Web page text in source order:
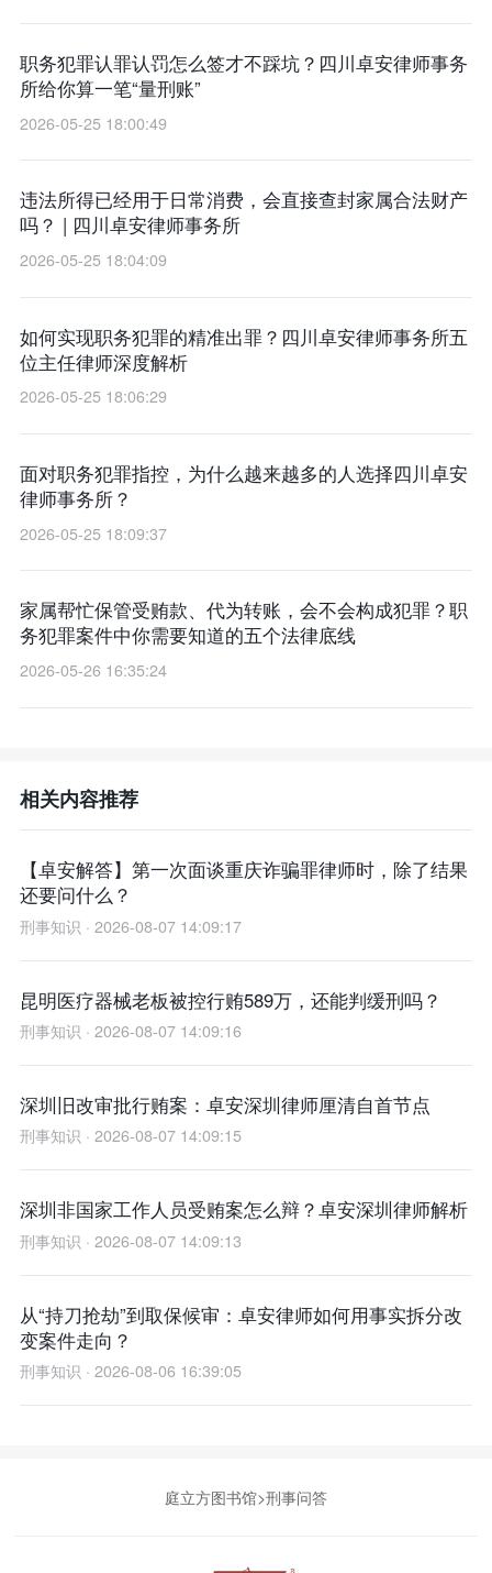
职务犯罪认罪认罚怎么签才不踩坑？四川卓安律师事务
所给你算一笔“量刑账”
2026-05-25 18:00:49
违法所得已经用于日常消费，会直接查封家属合法财产
吗？ | 四川卓安律师事务所
2026-05-25 18:04:09
如何实现职务犯罪的精准出罪？四川卓安律师事务所五
位主任律师深度解析
2026-05-25 18:06:29
面对职务犯罪指控，为什么越来越多的人选择四川卓安
律师事务所？
2026-05-25 18:09:37
家属帮忙保管受贿款、代为转账，会不会构成犯罪？职
务犯罪案件中你需要知道的五个法律底线
2026-05-26 16:35:24
相关内容推荐
【卓安解答】第一次面谈重庆诈骗罪律师时，除了结果
还要问什么？
刑事知识 · 2026-08-07 14:09:17
昆明医疗器械老板被控行贿589万，还能判缓刑吗？
刑事知识 · 2026-08-07 14:09:16
深圳旧改审批行贿案：卓安深圳律师厘清自首节点
刑事知识 · 2026-08-07 14:09:15
深圳非国家工作人员受贿案怎么辩？卓安深圳律师解析
刑事知识 · 2026-08-07 14:09:13
从“持刀抢劫”到取保候审：卓安律师如何用事实拆分改
变案件走向？
刑事知识 · 2026-08-06 16:39:05
庭立方图书馆>刑事问答